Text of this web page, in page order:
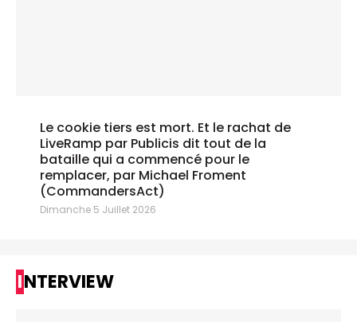
Le cookie tiers est mort. Et le rachat de
LiveRamp par Publicis dit tout de la
bataille qui a commencé pour le
remplacer, par Michael Froment
(CommandersAct)
Dimanche 5 Juillet 2026
INTERVIEW